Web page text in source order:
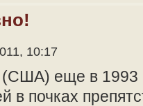
10:17
еще в 1993
в почках